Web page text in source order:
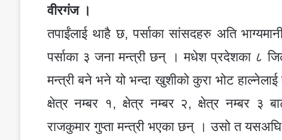
e
b
o
o
k
n
g
er
A
p
p
g
e
a
m
वीरगंज ।
तपाईंलाई थाहै छ, पर्साका सांसदहरु अति
पर्साका ३ जना मन्त्री छन् । मधेश प्रदेशका ८
मन्त्री बने भने यो भन्दा खुशीको कुरा भोट
क्षेत्र नम्बर १, क्षेत्र नम्बर २, क्षेत्र नम्बर ३
राजकुमार गुप्ता मन्त्री भएका छन् । उसो त